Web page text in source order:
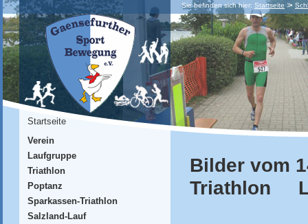
Sie befinden sich hier: Startseite
Startseite
Verein
Laufgruppe
Triathlon
Poptanz
Sparkassen-Triathlon
Salzland-Lauf
Bilder vom
Triathlon